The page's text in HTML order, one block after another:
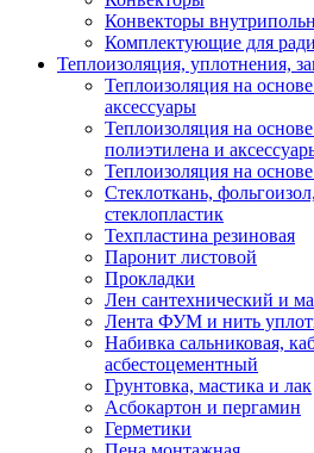
Конвекторы
Комплектующие для
Теплоизоляция, уплотнения,
Теплоизоляция на
аксессуары
Теплоизоляция на
полиэтилена и
Теплоизоляция на
Стеклоткань,
стеклопластик
Техпластина резиновая
Паронит листовой
Прокладки
Лен сантехнический и
Лента ФУМ и нить
Набивка сальниковая,
асбестоцементный
Грунтовка, мастика и лак
Асбокартон и пергамин
Герметики